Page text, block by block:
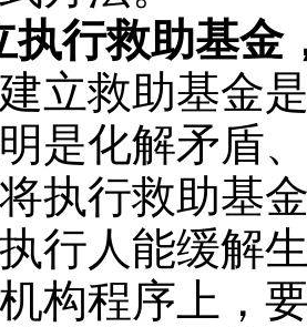
执行救助基金
立救助基金
是化解矛盾
执行救助基
行人能缓解
构程序上，